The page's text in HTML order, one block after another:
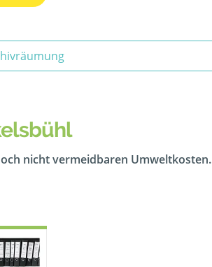
nicht vermeidbaren Umweltkosten.